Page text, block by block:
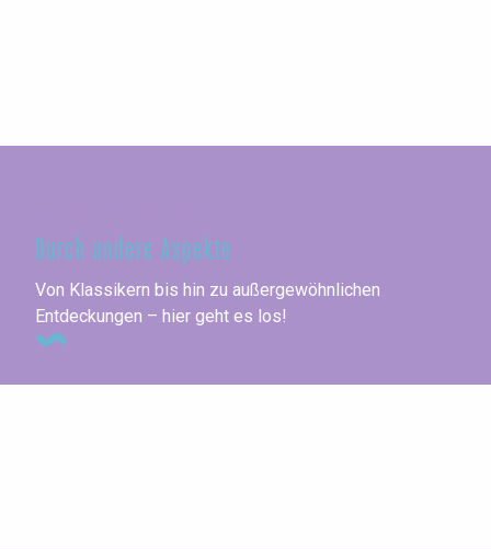
Durch andere Aspekte
Von Klassikern bis hin zu außergewöhnlichen
Entdeckungen – hier geht es los!